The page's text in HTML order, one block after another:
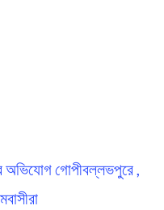
অভিযোগ গোপীবল্লভপুরে ,